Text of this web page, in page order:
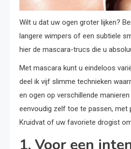
Wilt u dat uw ogen groter lijken?
langere wimpers of een subtiele
hier de mascara-trucs die u
Met mascara kunt u eindeloos
deel ik vijf slimme technieken
en ogen op verschillende
eenvoudig zelf toe te passen, met
Kruidvat of uw favoriete drogist
1. Voor een